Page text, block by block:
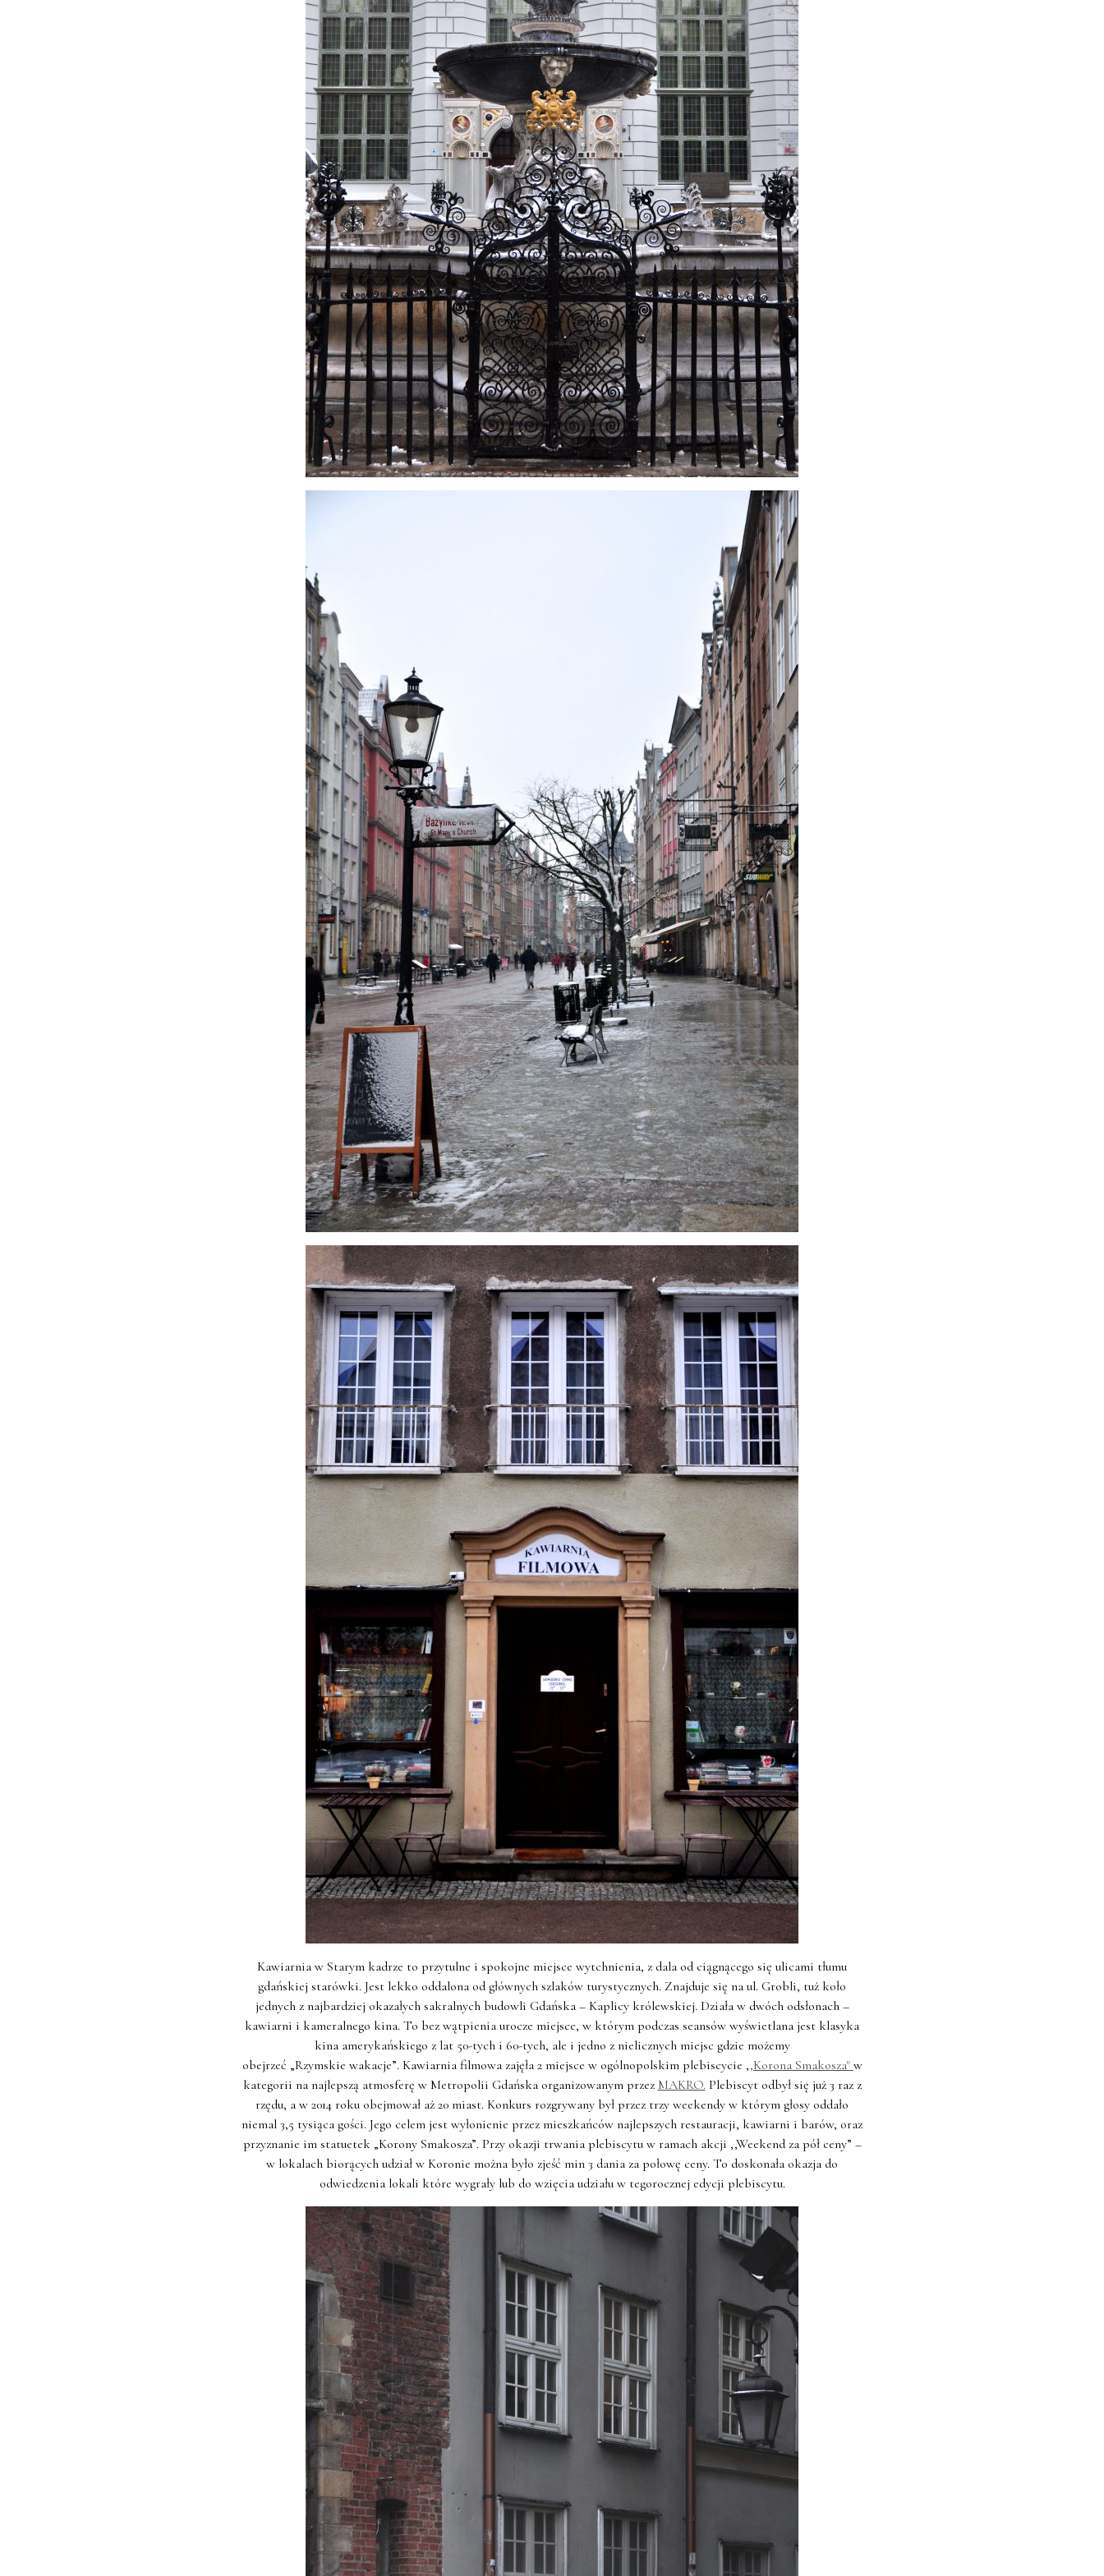
Kawiarnia w Starym kadrze to przytulne i spokojne miejsce wytchnienia, z dala od ciągnącego się ulicami tłumu
gdańskiej starówki. Jest lekko oddalona od głównych szlaków turystycznych. Znajduje się na ul. Grobli, tuż koło
jednych z najbardziej okazałych sakralnych budowli Gdańska – Kaplicy królewskiej. Działa w dwóch odsłonach –
kawiarni i kameralnego kina. To bez wątpienia urocze miejsce, w którym podczas seansów wyświetlana jest klasyka
kina amerykańskiego z lat 50-tych i 60-tych, ale i jedno z nielicznych miejsc gdzie możemy
obejrzeć „Rzymskie wakacje”. Kawiarnia filmowa zajęła 2 miejsce w ogólnopolskim plebiscycie ,,Korona Smakosza" w
kategorii na najlepszą atmosferę w Metropolii Gdańska organizowanym przez MAKRO.Plebiscyt odbył się już 3 raz z
rzędu, a w 2014 roku obejmował aż 20 miast. Konkurs rozgrywany był przez trzy weekendy w którym głosy oddało
niemal 3,5 tysiąca gości. Jego celem jest wyłonienie przez mieszkańców najlepszych restauracji, kawiarni i barów, oraz
przyznanie im statuetek „Korony Smakosza”. Przy okazji trwania plebiscytu w ramach akcji ,,Weekend za pół ceny” –
w lokalach biorących udział w Koronie można było zjeść min 3 dania za połowę ceny. To doskonała okazja do
odwiedzenia lokali które wygrały lub do wzięcia udziału w tegorocznej edycji plebiscytu.